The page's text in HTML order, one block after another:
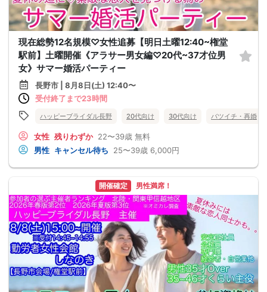
現在総勢12名規模♡女性追募【明日土曜12:40~権堂
駅前】土曜開催《アラサー男女編♡20代~37才位男
女》サマー婚活パーティー
長野市 | 8月8日(土) 12:40〜
受付終了まで23時間
ハッピーブライダル長野 20代向け 30代向け バツイチ・再婚
女性 残りわずか 22〜39歳 無料
男性 キャンセル待ち 25〜39歳 6,000円
開催確定 男性満席！